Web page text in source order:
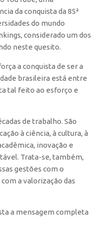
da conquista da 85ª
do mundo
considerado um dos
neste quesito.
a conquista de ser a
brasileira está entre
tal feito ao esforço e
de trabalho. São
à ciência, à cultura, à
inovação e
Trata-se, também,
gestões com o
a valorização das
a mensagem completa